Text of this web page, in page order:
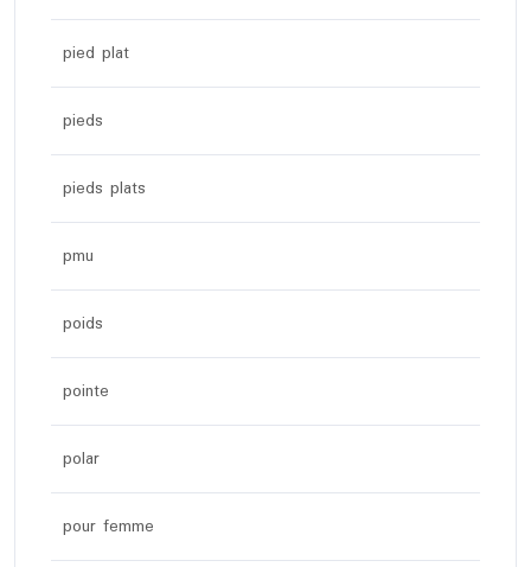
pied plat
pieds
pieds plats
pmu
poids
pointe
polar
pour femme